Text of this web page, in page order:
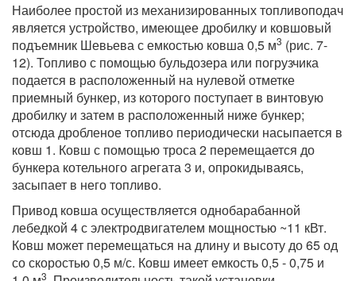
Наиболее простой из механизированных топливоподач
является устройство, имеющее дробилку и ковшовый
подъемник Шевьева с емкостью ковша 0,5 м3 (рис. 7-
12). Топливо с помощью бульдозера или погрузчика
подается в расположенный на нулевой отметке
приемный бункер, из которого поступает в винтовую
дробилку и затем в расположенный ниже бункер;
отсюда дробленое топливо периодически насыпается в
ковш 1. Ковш с помощью троса 2 перемещается до
бункера котельного агрегата 3 и, опрокидываясь,
засыпает в него топливо.
Привод ковша осуществляется однобарабанной
лебедкой 4 с электродвигателем мощностью ~11 кВт.
Ковш может перемещаться на длину и высоту до 65 од
со скоростью 0,5 м/с. Ковш имеет емкость 0,5 - 0,75 и
3